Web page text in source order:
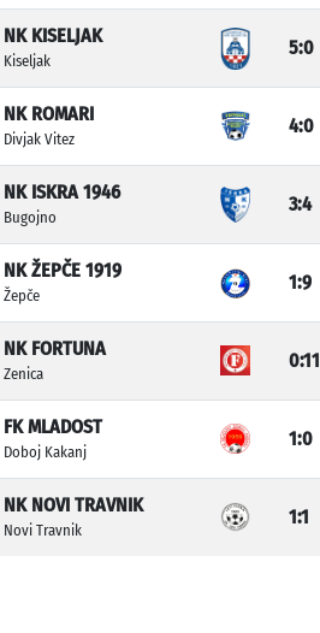
NK KISELJAK
Kiseljak
5:0
NK ROMARI
Divjak Vitez
4:0
NK ISKRA 1946
Bugojno
3:4
NK ŽEPČE 1919
Žepče
1:9
NK FORTUNA
Zenica
0:11
FK MLADOST
Doboj Kakanj
1:0
NK NOVI TRAVNIK
Novi Travnik
1:1